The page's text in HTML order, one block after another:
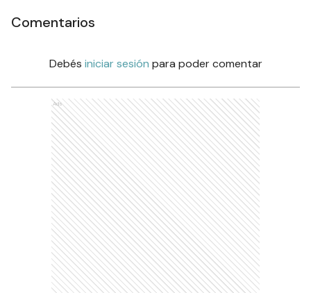
Comentarios
Debés iniciar sesión para poder comentar
Ads